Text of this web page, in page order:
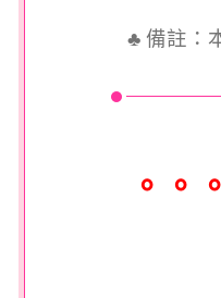
♣ 備註：
。。